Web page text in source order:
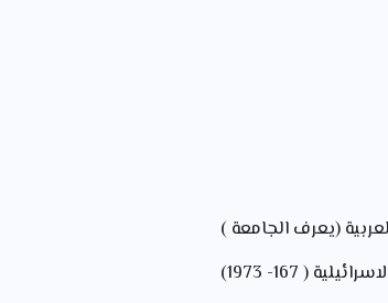
(يعرف الجامعة )
( 167- 1973)